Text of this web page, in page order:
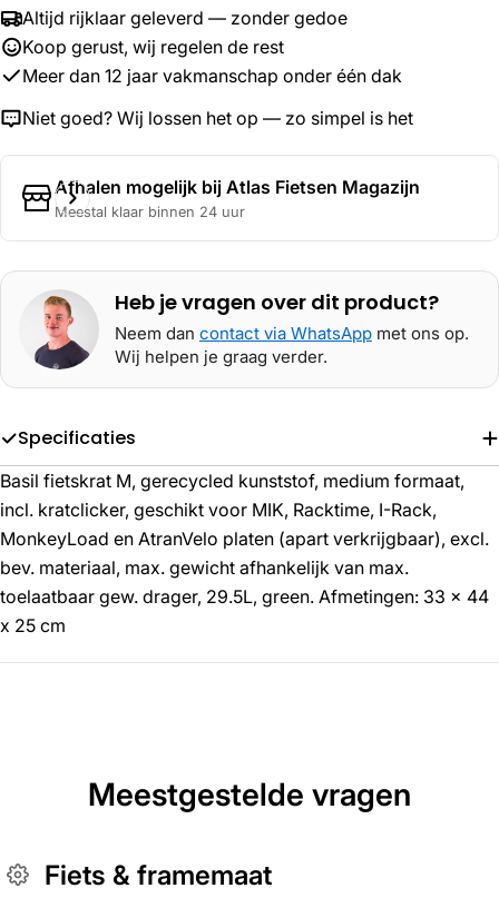
Altijd rijklaar geleverd — zonder gedoe
Koop gerust, wij regelen de rest
Meer dan 12 jaar vakmanschap onder één dak
Niet goed? Wij lossen het op — zo simpel is het
Afhalen mogelijk bij Atlas Fietsen Magazijn
Meestal klaar binnen 24 uur
Heb je vragen over dit product?
Neem dan contact via WhatsApp met ons op.
Wij helpen je graag verder.
Specificaties
Basil fietskrat M, gerecycled kunststof, medium formaat,
incl. kratclicker, geschikt voor MIK, Racktime, I-Rack,
MonkeyLoad en AtranVelo platen (apart verkrijgbaar), excl.
bev. materiaal, max. gewicht afhankelijk van max.
toelaatbaar gew. drager, 29.5L, green. Afmetingen: 33 x 44
x 25 cm
Meestgestelde vragen
Fiets & framemaat